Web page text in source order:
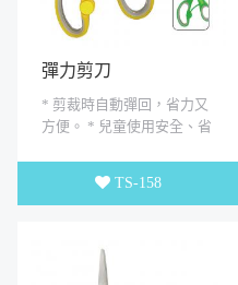
彈力剪刀
* 剪裁時自動彈回，省力又
方便。 * 兒童使用安全、省
TS-158